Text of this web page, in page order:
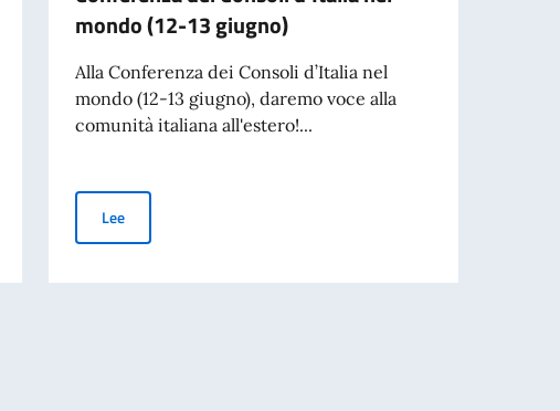
mondo (12-13 giugno)
Alla Conferenza dei Consoli d’Italia nel
mondo (12-13 giugno), daremo voce alla
comunità italiana all'estero!...
LeeConferenza dei Consoli d’Italia nel mondo (12-13 giugno)